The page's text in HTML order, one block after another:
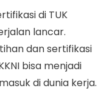
di TUK
lancar.
dan sertifikasi
bisa menjadi
di dunia kerja.